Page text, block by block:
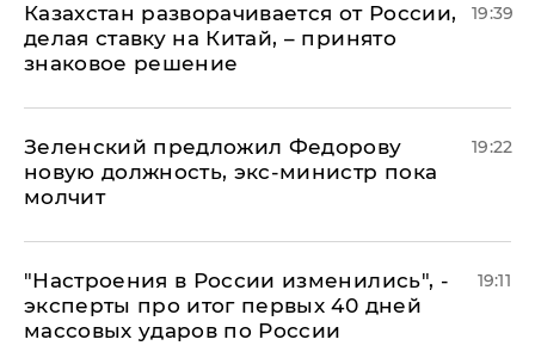
Казахстан разворачивается от России,
делая ставку на Китай, – принято
знаковое решение
19:39
Зеленский предложил Федорову
новую должность, экс-министр пока
молчит
19:22
"Настроения в России изменились", -
эксперты про итог первых 40 дней
массовых ударов по России
19:11